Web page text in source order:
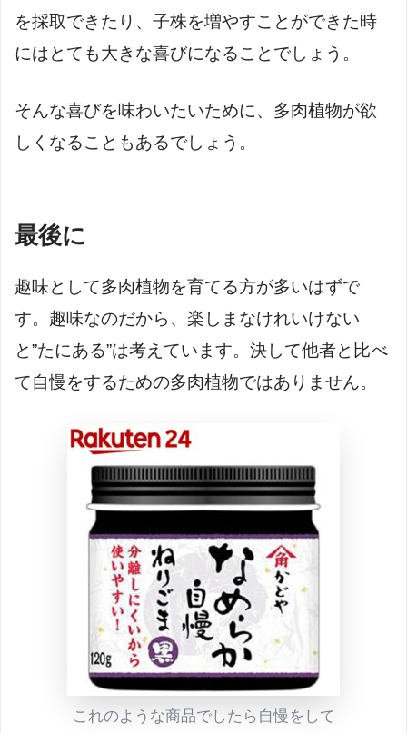
を採取できたり、子株を増やすことができた時
にはとても大きな喜びになることでしょう。
そんな喜びを味わいたいために、多肉植物が欲
しくなることもあるでしょう。
最後に
趣味として多肉植物を育てる方が多いはずで
す。趣味なのだから、楽しまなけれいけない
と”たにある”は考えています。決して他者と比べ
て自慢をするための多肉植物ではありません。
これのような商品でしたら自慢をして